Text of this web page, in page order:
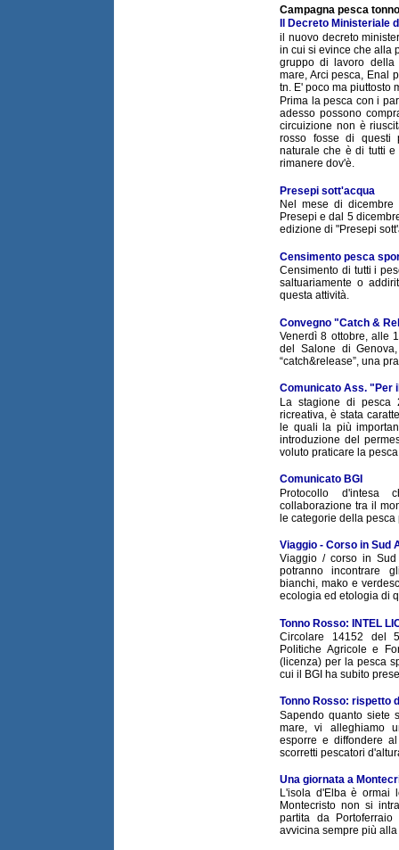
Campagna pesca
Il Decreto Ministeriale
il nuovo decreto
in cui si evince che alla
gruppo di lavoro della
mare, Arci pesca, Enal
tn. E' poco ma piuttosto
Prima la pesca con i
adesso possono
circuizione non è
rosso fosse di questi
naturale che è di tutti
rimanere dov'è.
Presepi sott'acqua
Nel mese di
Presepi e dal 5
edizione di "Presepi
Censimento pesca
Censimento di tutti i
saltuariamente o
questa attività.
Convegno "Catch &
Venerdì 8 ottobre, alle
del Salone di
“catch&release”, una
Comunicato Ass. "Per
La stagione di pesca
ricreativa, è stata
le quali la più
introduzione del
voluto praticare la
Comunicato BGI
Protocollo
collaborazione tra il
le categorie della pesca
Viaggio - Corso in Sud
Viaggio / corso in
potranno incontrare
bianchi, mako e
ecologia ed etologia di
Tonno Rosso: INTEL
Circolare 14152 del
Politiche Agricole e
(licenza) per la pesca
cui il BGI ha subito
Tonno Rosso: rispetto
Sapendo quanto siete
mare, vi alleghiamo
esporre e diffondere
scorretti pescatori
Una giornata a
L'isola d'Elba è ormai
Montecristo non si
partita da
avvicina sempre più alla